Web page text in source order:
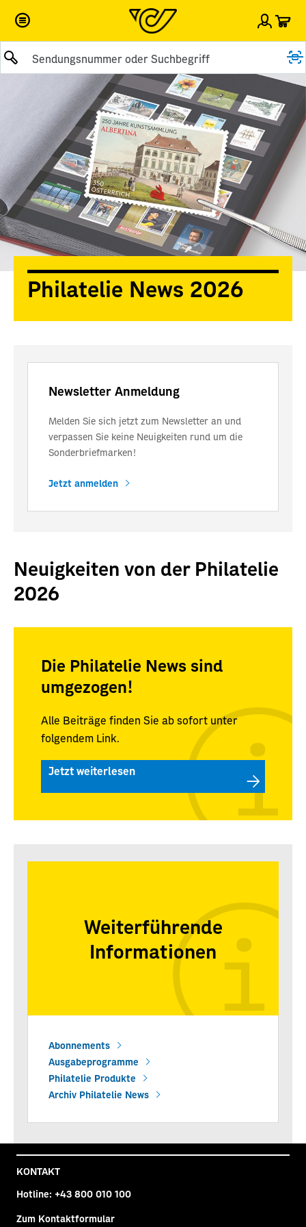
Suche abschicken
Philatelie News 2026
Newsletter Anmeldung
Melden Sie sich jetzt zum Newsletter an und
verpassen Sie keine Neuigkeiten rund um die
Sonderbriefmarken!
Jetzt anmelden
Neuigkeiten von der Philatelie
2026
Die Philatelie News sind
umgezogen!
Alle Beiträge finden Sie ab sofort unter
folgendem Link.
Jetzt weiterlesen
Weiterführende
Informationen
Abonnements
Ausgabeprogramme
Philatelie Produkte
Archiv Philatelie News
KONTAKT
Hotline: +43 800 010 100
Zum Kontaktformular